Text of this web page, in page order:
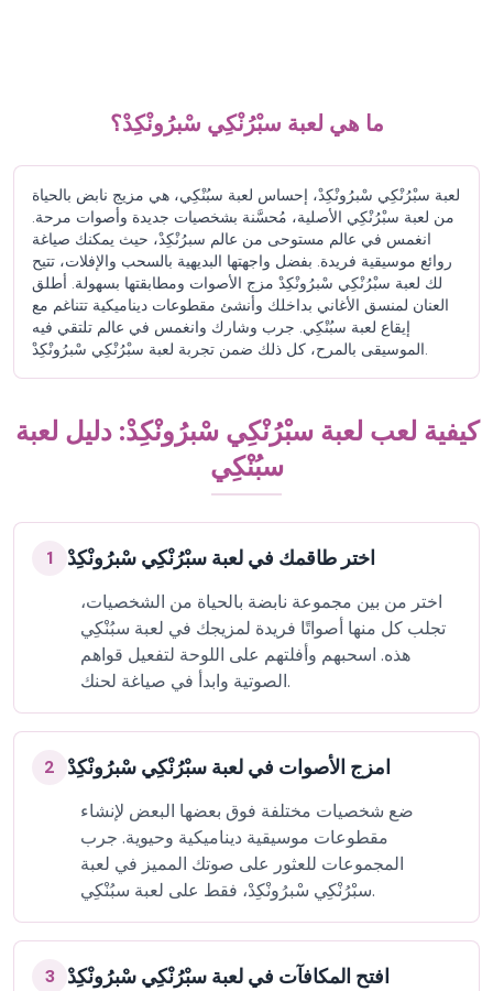
ما هي لعبة سبْرُنْكِي سْبرُونْكِدْ؟
لعبة سبْرُنْكِي سْبرُونْكِدْ، إحساس لعبة سبُنْكِي، هي مزيج نابض بالحياة
من لعبة سبْرُنْكِي الأصلية، مُحسَّنة بشخصيات جديدة وأصوات مرحة.
انغمس في عالم مستوحى من عالم سبرُنْكِدْ، حيث يمكنك صياغة
روائع موسيقية فريدة. بفضل واجهتها البديهية بالسحب والإفلات، تتيح
لك لعبة سبْرُنْكِي سْبرُونْكِدْ مزج الأصوات ومطابقتها بسهولة. أطلق
العنان لمنسق الأغاني بداخلك وأنشئ مقطوعات ديناميكية تتناغم مع
إيقاع لعبة سبُنْكِي. جرب وشارك وانغمس في عالم تلتقي فيه
الموسيقى بالمرح، كل ذلك ضمن تجربة لعبة سبْرُنْكِي سْبرُونْكِدْ.
كيفية لعب لعبة سبْرُنْكِي سْبرُونْكِدْ: دليل لعبة
سبُنْكِي
1 اختر طاقمك في لعبة سبْرُنْكِي سْبرُونْكِدْ
اختر من بين مجموعة نابضة بالحياة من الشخصيات،
تجلب كل منها أصواتًا فريدة لمزيجك في لعبة سبُنْكِي
هذه. اسحبهم وأفلتهم على اللوحة لتفعيل قواهم
الصوتية وابدأ في صياغة لحنك.
2 امزج الأصوات في لعبة سبْرُنْكِي سْبرُونْكِدْ
ضع شخصيات مختلفة فوق بعضها البعض لإنشاء
مقطوعات موسيقية ديناميكية وحيوية. جرب
المجموعات للعثور على صوتك المميز في لعبة
سبْرُنْكِي سْبرُونْكِدْ، فقط على لعبة سبُنْكِي.
3 افتح المكافآت في لعبة سبْرُنْكِي سْبرُونْكِدْ